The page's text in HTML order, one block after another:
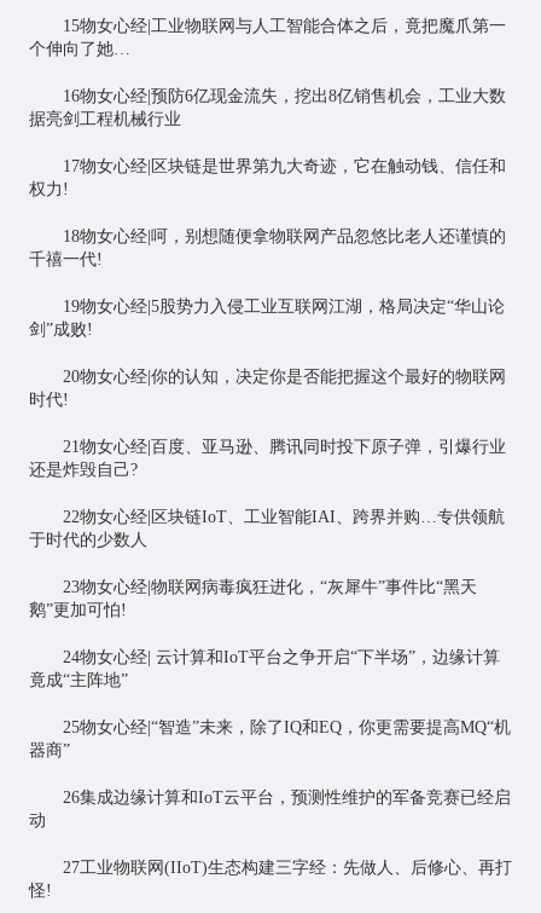
15物女心经|工业物联网与人工智能合体之后，竟把魔爪第一
个伸向了她…
16物女心经|预防6亿现金流失，挖出8亿销售机会，工业大数
据亮剑工程机械行业
17物女心经|区块链是世界第九大奇迹，它在触动钱、信任和
权力!
18物女心经|呵，别想随便拿物联网产品忽悠比老人还谨慎的
千禧一代!
19物女心经|5股势力入侵工业互联网江湖，格局决定“华山论
剑”成败!
20物女心经|你的认知，决定你是否能把握这个最好的物联网
时代!
21物女心经|百度、亚马逊、腾讯同时投下原子弹，引爆行业
还是炸毁自己?
22物女心经|区块链IoT、工业智能IAI、跨界并购…专供领航
于时代的少数人
23物女心经|物联网病毒疯狂进化，“灰犀牛”事件比“黑天
鹅”更加可怕!
24物女心经| 云计算和IoT平台之争开启“下半场”，边缘计算
竟成“主阵地”
25物女心经|“智造”未来，除了IQ和EQ，你更需要提高MQ“机
器商”
26集成边缘计算和IoT云平台，预测性维护的军备竞赛已经启
动
27工业物联网(IIoT)生态构建三字经：先做人、后修心、再打
怪!